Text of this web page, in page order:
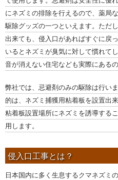
にネズミの排除を行えるので、薬局
駆除グッズの一つといえます。ただ
出来ても、侵入口があればすぐに戻
いるとネズミが臭気に対して慣れて
音が消えない住宅なども実際にあるの
弊社では、忌避剤のみの駆除は行い
的は、ネズミ捕獲用粘着板を設置出
粘着板設置場所にネズミを誘導する
用します。
侵入口工事とは？
日本国内に多く生息するクマネズミ